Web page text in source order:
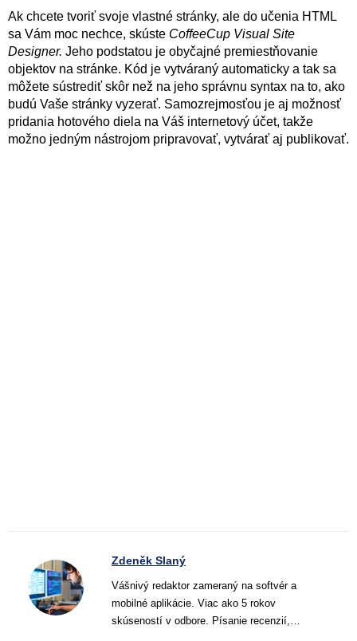
Ak chcete tvoriť svoje vlastné stránky, ale do učenia HTML
sa Vám moc nechce, skúste CoffeeCup Visual Site
Designer. Jeho podstatou je obyčajné premiestňovanie
objektov na stránke. Kód je vytváraný automaticky a tak sa
môžete sústrediť skôr než na jeho správnu syntax na to, ako
budú Vaše stránky vyzerať. Samozrejmosťou je aj možnosť
pridania hotového diela na Váš internetový účet, takže
možno jedným nástrojom pripravovať, vytvárať aj publikovať.
Zdeněk Slaný
Vášnivý redaktor zameraný na softvér a
mobilné aplikácie. Viac ako 5 rokov
skúseností v odbore. Písanie recenzií,